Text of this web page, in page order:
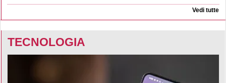
Vedi tutte
TECNOLOGIA